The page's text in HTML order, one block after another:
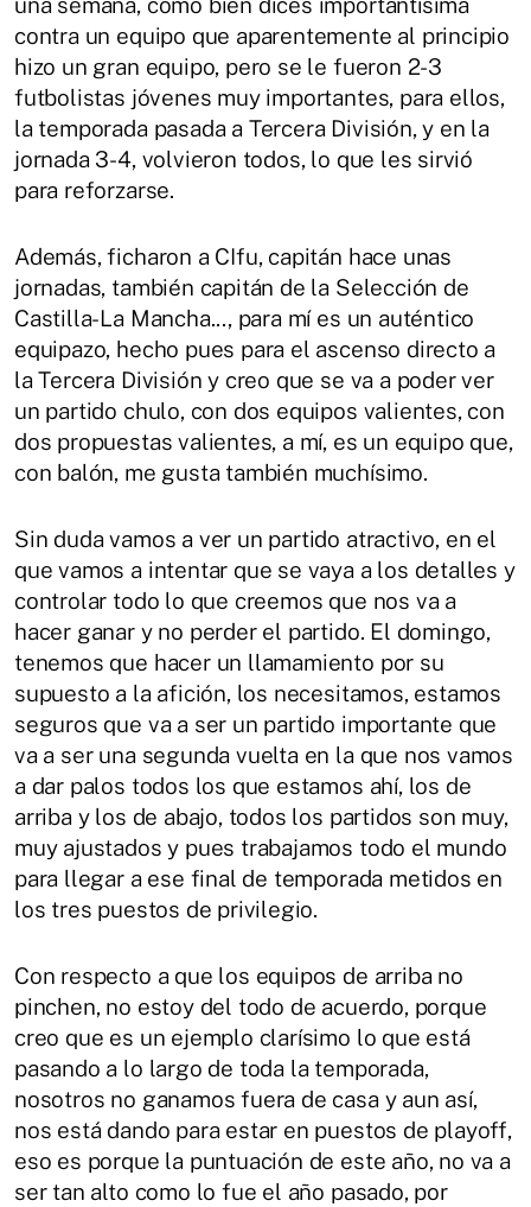
contra un equipo que aparentemente al principio
hizo un gran equipo, pero se le fueron 2-3
futbolistas jóvenes muy importantes, para ellos,
la temporada pasada a Tercera División, y en la
jornada 3-4, volvieron todos, lo que les sirvió
para reforzarse.
Además, ficharon a CIfu, capitán hace unas
jornadas, también capitán de la Selección de
Castilla-La Mancha..., para mí es un auténtico
equipazo, hecho pues para el ascenso directo a
la Tercera División y creo que se va a poder ver
un partido chulo, con dos equipos valientes, con
dos propuestas valientes, a mí, es un equipo que,
con balón, me gusta también muchísimo.
Sin duda vamos a ver un partido atractivo, en el
que vamos a intentar que se vaya a los detalles y
controlar todo lo que creemos que nos va a
hacer ganar y no perder el partido. El domingo,
tenemos que hacer un llamamiento por su
supuesto a la afición, los necesitamos, estamos
seguros que va a ser un partido importante que
va a ser una segunda vuelta en la que nos vamos
a dar palos todos los que estamos ahí, los de
arriba y los de abajo, todos los partidos son muy,
muy ajustados y pues trabajamos todo el mundo
para llegar a ese final de temporada metidos en
los tres puestos de privilegio.
Con respecto a que los equipos de arriba no
pinchen, no estoy del todo de acuerdo, porque
creo que es un ejemplo clarísimo lo que está
pasando a lo largo de toda la temporada,
nosotros no ganamos fuera de casa y aun así,
nos está dando para estar en puestos de playoff,
eso es porque la puntuación de este año, no va a
ser tan alto como lo fue el año pasado, por